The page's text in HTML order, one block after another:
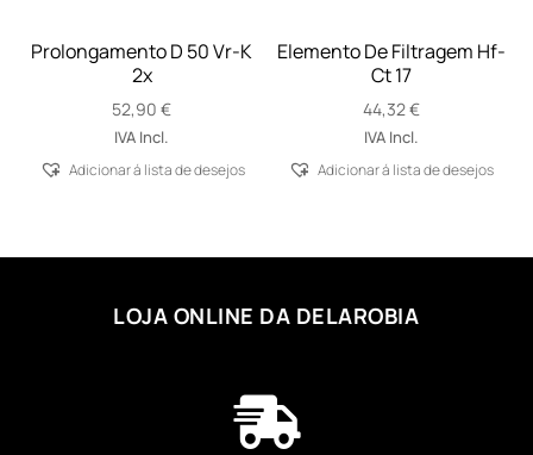
Prolongamento D 50 Vr-K
2x
52,90€
IVA Incl.
Adicionar á lista de desejos
Elemento De Filtragem Hf-
Ct 17
44,32€
IVA Incl.
Adicionar á lista de desejos
LOJA ONLINE DA DELAROBIA
